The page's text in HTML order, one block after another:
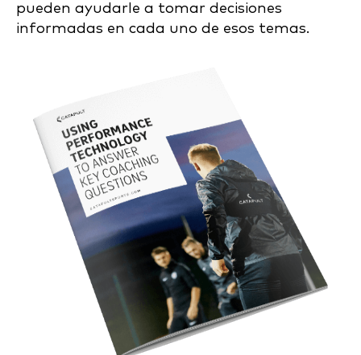
pueden ayudarle a tomar decisiones
informadas en cada uno de esos temas.